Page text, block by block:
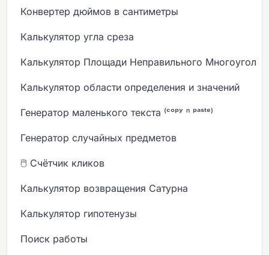
Конвертер дюймов в сантиметры
Калькулятор угла среза
Калькулятор Площади Неправильного
Калькулятор области определения и значений
Генератор маленького текста ⁽ᶜᵒᵖʸ ⁿ ᵖᵃˢᵗᵉ⁾
Генератор случайных предметов
🖱️ Счётчик кликов
Калькулятор возвращения Сатурна
Калькулятор гипотенузы
Поиск работы